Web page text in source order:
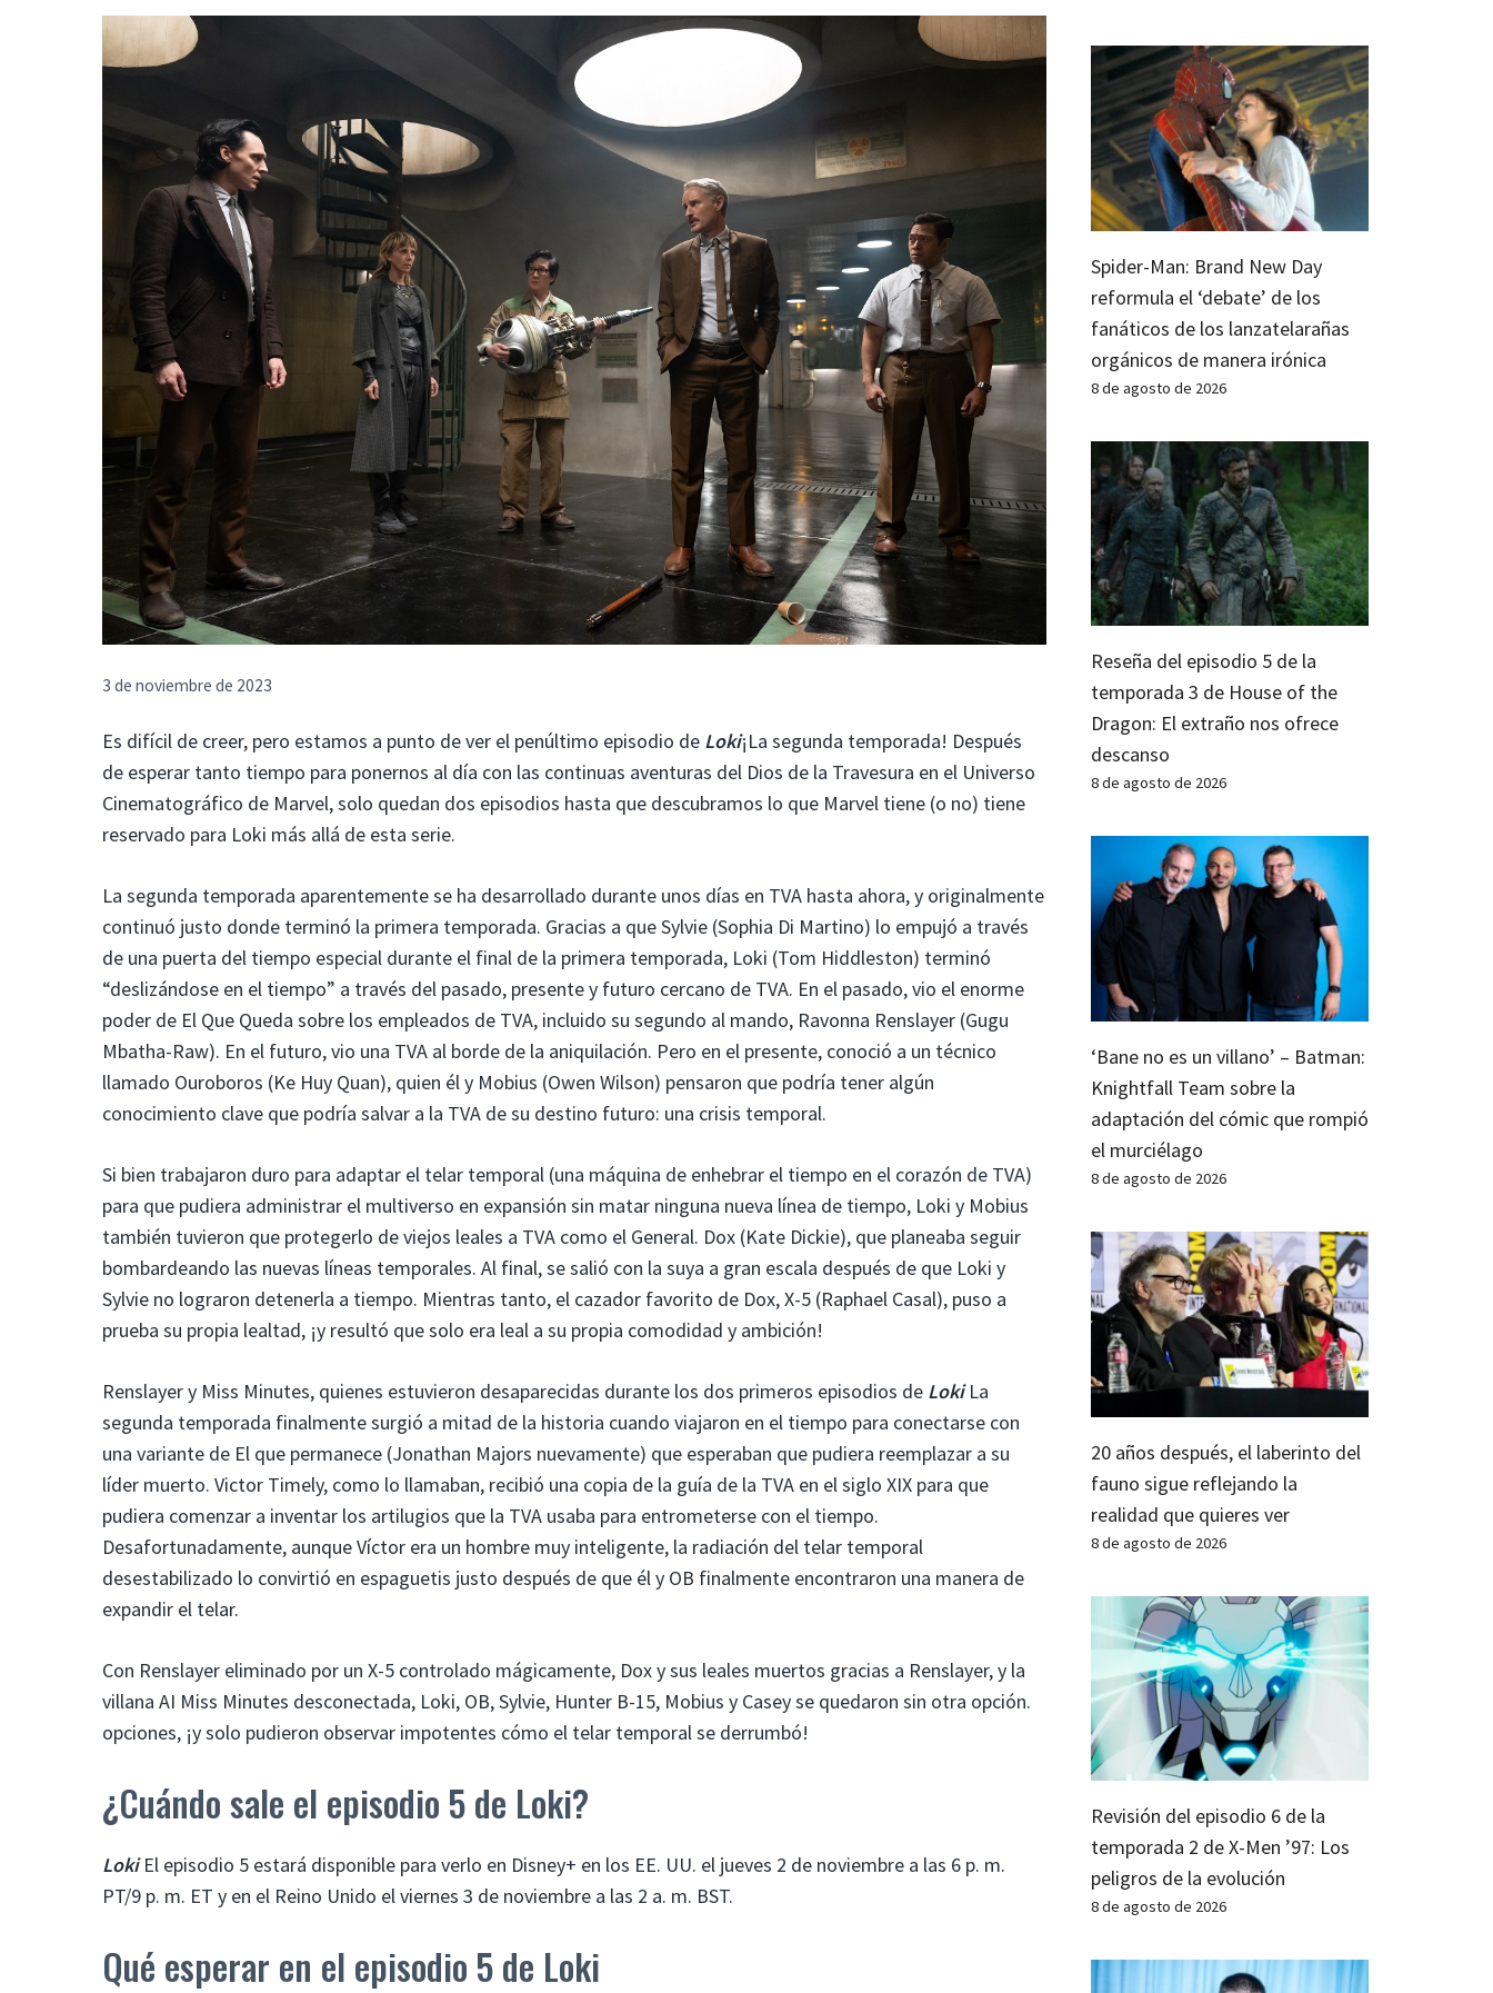
3 de noviembre de 2023
Es difícil de creer, pero estamos a punto de ver el penúltimo episodio de Loki¡La segunda temporada! Después
de esperar tanto tiempo para ponernos al día con las continuas aventuras del Dios de la Travesura en el Universo
Cinematográfico de Marvel, solo quedan dos episodios hasta que descubramos lo que Marvel tiene (o no) tiene
reservado para Loki más allá de esta serie.
La segunda temporada aparentemente se ha desarrollado durante unos días en TVA hasta ahora, y originalmente
continuó justo donde terminó la primera temporada. Gracias a que Sylvie (Sophia Di Martino) lo empujó a través
de una puerta del tiempo especial durante el final de la primera temporada, Loki (Tom Hiddleston) terminó
“deslizándose en el tiempo” a través del pasado, presente y futuro cercano de TVA. En el pasado, vio el enorme
poder de El Que Queda sobre los empleados de TVA, incluido su segundo al mando, Ravonna Renslayer (Gugu
Mbatha-Raw). En el futuro, vio una TVA al borde de la aniquilación. Pero en el presente, conoció a un técnico
llamado Ouroboros (Ke Huy Quan), quien él y Mobius (Owen Wilson) pensaron que podría tener algún
conocimiento clave que podría salvar a la TVA de su destino futuro: una crisis temporal.
Si bien trabajaron duro para adaptar el telar temporal (una máquina de enhebrar el tiempo en el corazón de TVA)
para que pudiera administrar el multiverso en expansión sin matar ninguna nueva línea de tiempo, Loki y Mobius
también tuvieron que protegerlo de viejos leales a TVA como el General. Dox (Kate Dickie), que planeaba seguir
bombardeando las nuevas líneas temporales. Al final, se salió con la suya a gran escala después de que Loki y
Sylvie no lograron detenerla a tiempo. Mientras tanto, el cazador favorito de Dox, X-5 (Raphael Casal), puso a
prueba su propia lealtad, ¡y resultó que solo era leal a su propia comodidad y ambición!
Renslayer y Miss Minutes, quienes estuvieron desaparecidas durante los dos primeros episodios de LokiLa
segunda temporada finalmente surgió a mitad de la historia cuando viajaron en el tiempo para conectarse con
una variante de El que permanece (Jonathan Majors nuevamente) que esperaban que pudiera reemplazar a su
líder muerto. Victor Timely, como lo llamaban, recibió una copia de la guía de la TVA en el siglo XIX para que
pudiera comenzar a inventar los artilugios que la TVA usaba para entrometerse con el tiempo.
Desafortunadamente, aunque Víctor era un hombre muy inteligente, la radiación del telar temporal
desestabilizado lo convirtió en espaguetis justo después de que él y OB finalmente encontraron una manera de
expandir el telar.
Con Renslayer eliminado por un X-5 controlado mágicamente, Dox y sus leales muertos gracias a Renslayer, y la
villana AI Miss Minutes desconectada, Loki, OB, Sylvie, Hunter B-15, Mobius y Casey se quedaron sin otra opción.
opciones, ¡y solo pudieron observar impotentes cómo el telar temporal se derrumbó!
¿Cuándo sale el episodio 5 de Loki?
LokiEl episodio 5 estará disponible para verlo en Disney+ en los EE. UU. el jueves 2 de noviembre a las 6 p. m.
PT/9 p. m. ET y en el Reino Unido el viernes 3 de noviembre a las 2 a. m. BST.
Qué esperar en el episodio 5 de Loki
Spider-Man: Brand New Day
reformula el ‘debate’ de los
fanáticos de los lanzatelarañas
orgánicos de manera irónica
8 de agosto de 2026
Reseña del episodio 5 de la
temporada 3 de House of the
Dragon: El extraño nos ofrece
descanso
8 de agosto de 2026
‘Bane no es un villano’ – Batman:
Knightfall Team sobre la
adaptación del cómic que rompió
el murciélago
8 de agosto de 2026
20 años después, el laberinto del
fauno sigue reflejando la
realidad que quieres ver
8 de agosto de 2026
Revisión del episodio 6 de la
temporada 2 de X-Men ’97: Los
peligros de la evolución
8 de agosto de 2026